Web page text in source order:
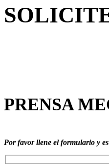
PRENSA
Por favor llene el formulario y